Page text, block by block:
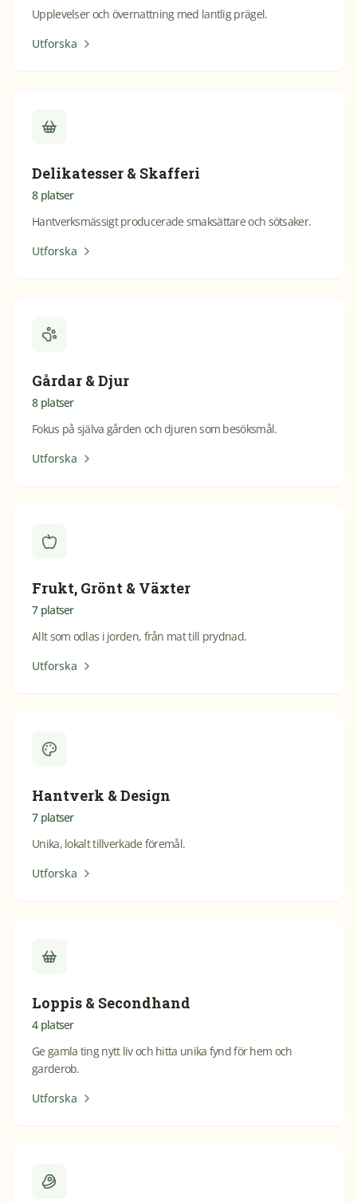
Upplevelser och övernattning med lantlig prägel.
Utforska
Delikatesser & Skafferi
8 platser
Hantverksmässigt producerade smaksättare och sötsaker.
Utforska
Gårdar & Djur
8 platser
Fokus på själva gården och djuren som besöksmål.
Utforska
Frukt, Grönt & Växter
7 platser
Allt som odlas i jorden, från mat till prydnad.
Utforska
Hantverk & Design
7 platser
Unika, lokalt tillverkade föremål.
Utforska
Loppis & Secondhand
4 platser
Ge gamla ting nytt liv och hitta unika fynd för hem och
garderob.
Utforska